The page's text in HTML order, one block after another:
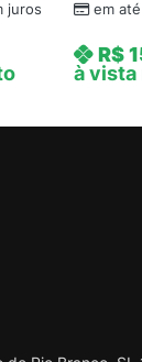
juros em
R$
à vista